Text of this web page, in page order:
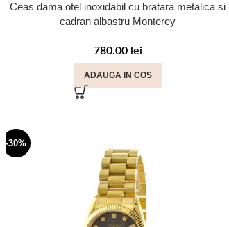
Ceas dama otel inoxidabil cu bratara metalica si
cadran albastru Monterey
780.00 lei
ADAUGA IN COS
-30%